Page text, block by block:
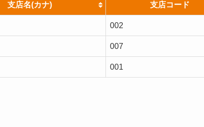
支店名(カナ) 支店コード
002
007
001